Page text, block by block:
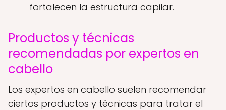
fortalecen la estructura capilar.
Productos y técnicas
recomendadas por expertos en
cabello
Los expertos en cabello suelen recomendar
ciertos productos y técnicas para tratar el